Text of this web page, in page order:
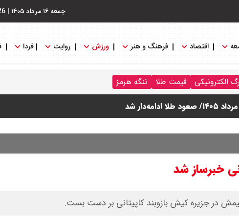
جمعه ۱۶ مرداد ۱۴۰۵ |
اقتصاد فرهنگ و هنر ورزش روایت فردا
الکترونیکی قیمت طلا تنگه هرمز
خبرساز شد
تیمش در جزیره کیش بازوبند کاپیتانی بر دست بست.